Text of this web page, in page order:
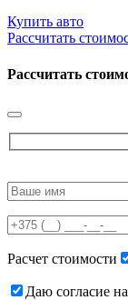
Купить авто
Рассчитать
Рассчитать
leave
field
empty.
Расчет стоимости
Даю согласие